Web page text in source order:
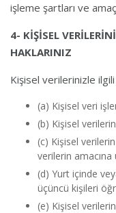
işleme şartları ve
4- KİŞİSEL
HAKLARINIZ
Kişisel verilerinizle
(a) Kişisel veri
(b) Kişisel
(c) Kişisel
verilerin amacına
(d) Yurt içinde
üçüncü kişileri
(e) Kişisel